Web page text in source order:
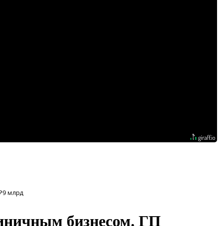
млрд
бизнесом. ГП